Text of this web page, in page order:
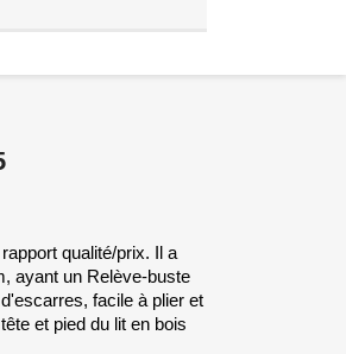
qualité/prix. Il a
ayant un Relève-buste
facile à plier et
et pied du lit en bois